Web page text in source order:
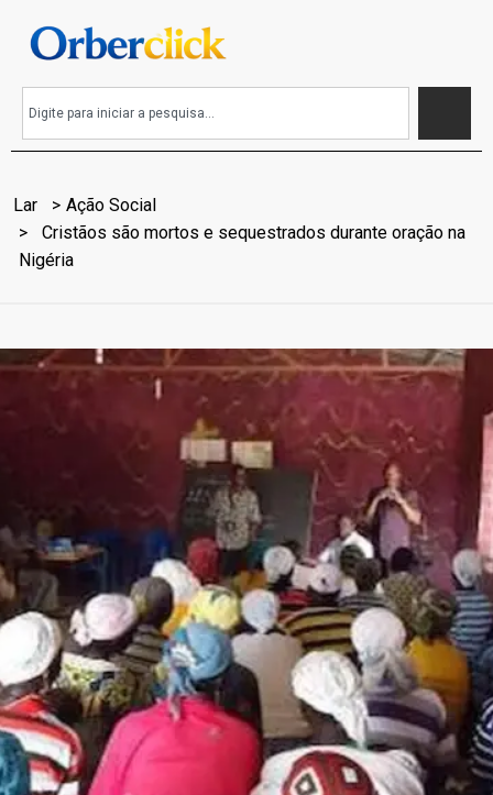
Lar
Ação Social
Cristãos são mortos e sequestrados durante oração na
Nigéria